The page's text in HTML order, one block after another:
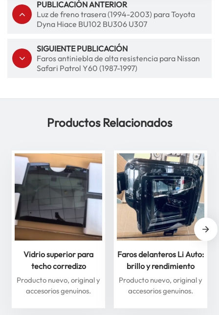
PUBLICACIÓN ANTERIOR
Luz de freno trasera (1994-2003) para Toyota
Dyna Hiace BU102 BU306 U307
SIGUIENTE PUBLICACIÓN
Faros antiniebla de alta resistencia para Nissan
Safari Patrol Y60 (1987-1997)
Productos Relacionados
Vidrio superior para
techo corredizo
delantero y trasero para
Li Auto Serie L: mejore
Producto nuevo, original y
accesorios genuinos.
Faros delanteros Li Auto:
brillo y rendimiento
superiores para máxima
seguridad
Producto nuevo, original y
accesorios genuinos.